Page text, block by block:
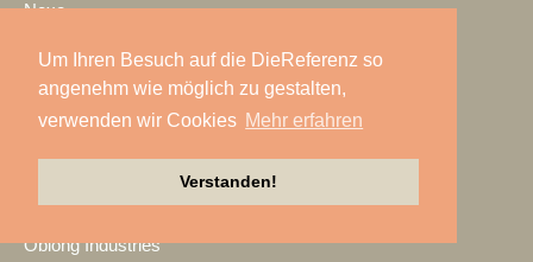
Um Ihren Besuch auf die DieReferenz so
angenehm wie möglich zu gestalten,
verwenden wir Cookies Mehr erfahren
Verstanden!
Nexo
NIEMEIER Event Tools
NIYU.productions
nobeo
Oblong Industries